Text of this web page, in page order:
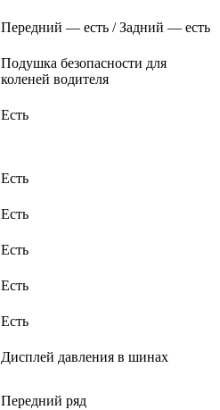
Передний — есть / Задний — есть
Подушка безопасности для
коленей водителя
Есть
Есть
Есть
Есть
Есть
Есть
Дисплей давления в шинах
Передний ряд